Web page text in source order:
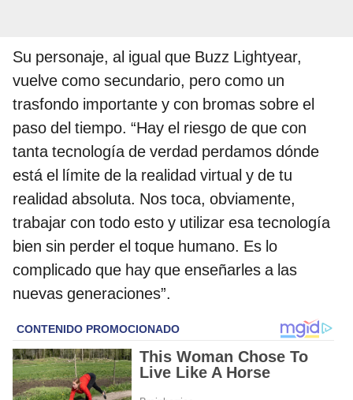
Su personaje, al igual que Buzz Lightyear,
vuelve como secundario, pero como un
trasfondo importante y con bromas sobre el
paso del tiempo. “Hay el riesgo de que con
tanta tecnología de verdad perdamos dónde
está el límite de la realidad virtual y de tu
realidad absoluta. Nos toca, obviamente,
trabajar con todo esto y utilizar esa tecnología
bien sin perder el toque humano. Es lo
complicado que hay que enseñarles a las
nuevas generaciones”.